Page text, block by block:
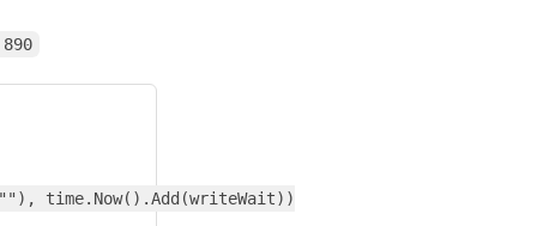
time.Now().Add(writeWait))